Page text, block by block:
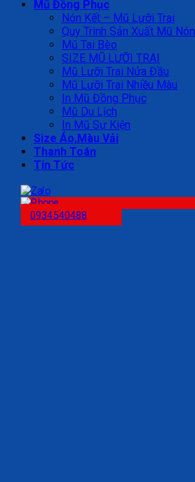
Mũ Đồng Phục
Nón Kết – Mũ Lưỡi Trai
Quy Trình Sản Xuất Mũ Nón
Mũ Tai Bèo
SIZE MŨ LƯỠI TRAI
Mũ Lưỡi Trai Nửa Đầu
Mũ Lưỡi Trai Nhiều Màu
In Mũ Đồng Phục
Mũ Du Lịch
In Mũ Sự Kiện
Size Áo,Màu Vải
Thanh Toán
Tin Tức
0934540488